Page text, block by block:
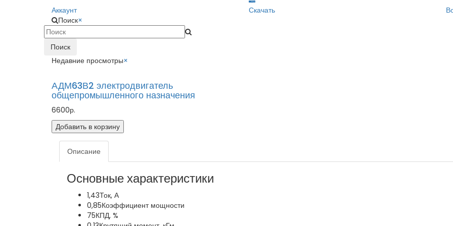
Аккаунт Скачать
Поиск×
Поиск
Недавние просмотры×
АДМ63В2 электродвигатель
общепромышленного назначения
6600р.
Добавить в корзину
Описание
Основные характеристики
1,43Ток, А
0,85Коэффициент мощности
75КПД, %